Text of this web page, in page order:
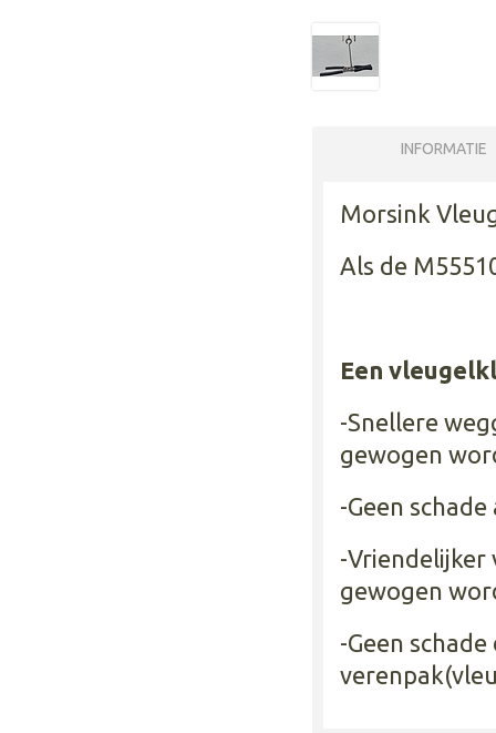
INFORMATIE
Morsink
Als de
Een
-Snellere
gewogen
-Geen
-Vriendelijker
gewogen
-Geen